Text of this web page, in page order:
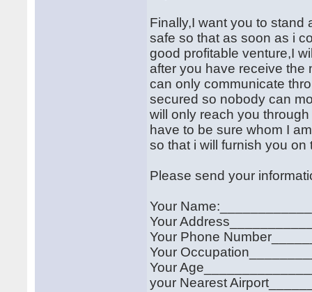
Finally,I want you to stand
safe so that as soon as i
good profitable venture,I
after you have receive the
can only communicate
secured so nobody can
will only reach you
have to be sure whom I
so that i will furnish you on
Please send your
Your
Your
Your Phone
Your
Your
your Nearest